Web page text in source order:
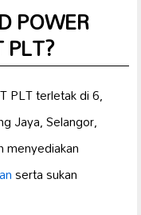
POWER
PLT?
PLT terletak di 6,
Jaya, Selangor,
menyediakan
serta sukan